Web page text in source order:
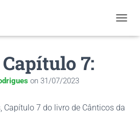
7:
on 31/07/2023
Capítulo 7 do livro de Cânticos da